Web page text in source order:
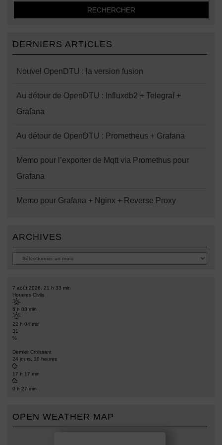
DERNIERS ARTICLES
Nouvel OpenDTU : la version fusion
Au détour de OpenDTU : Influxdb2 + Telegraf +
Grafana
Au détour de OpenDTU : Prometheus + Grafana
Memo pour l’exporter de Mqtt via Promethus pour
Grafana
Memo pour Grafana + Nginx + Reverse Proxy
ARCHIVES
7 août 2026, 21 h 33 min
Horaires Civils
6 h 08 min
22 h 04 min
31
%
Dernier Croissant
24 jours, 10 heures
17 h 17 min
0 h 27 min
OPEN WEATHER MAP